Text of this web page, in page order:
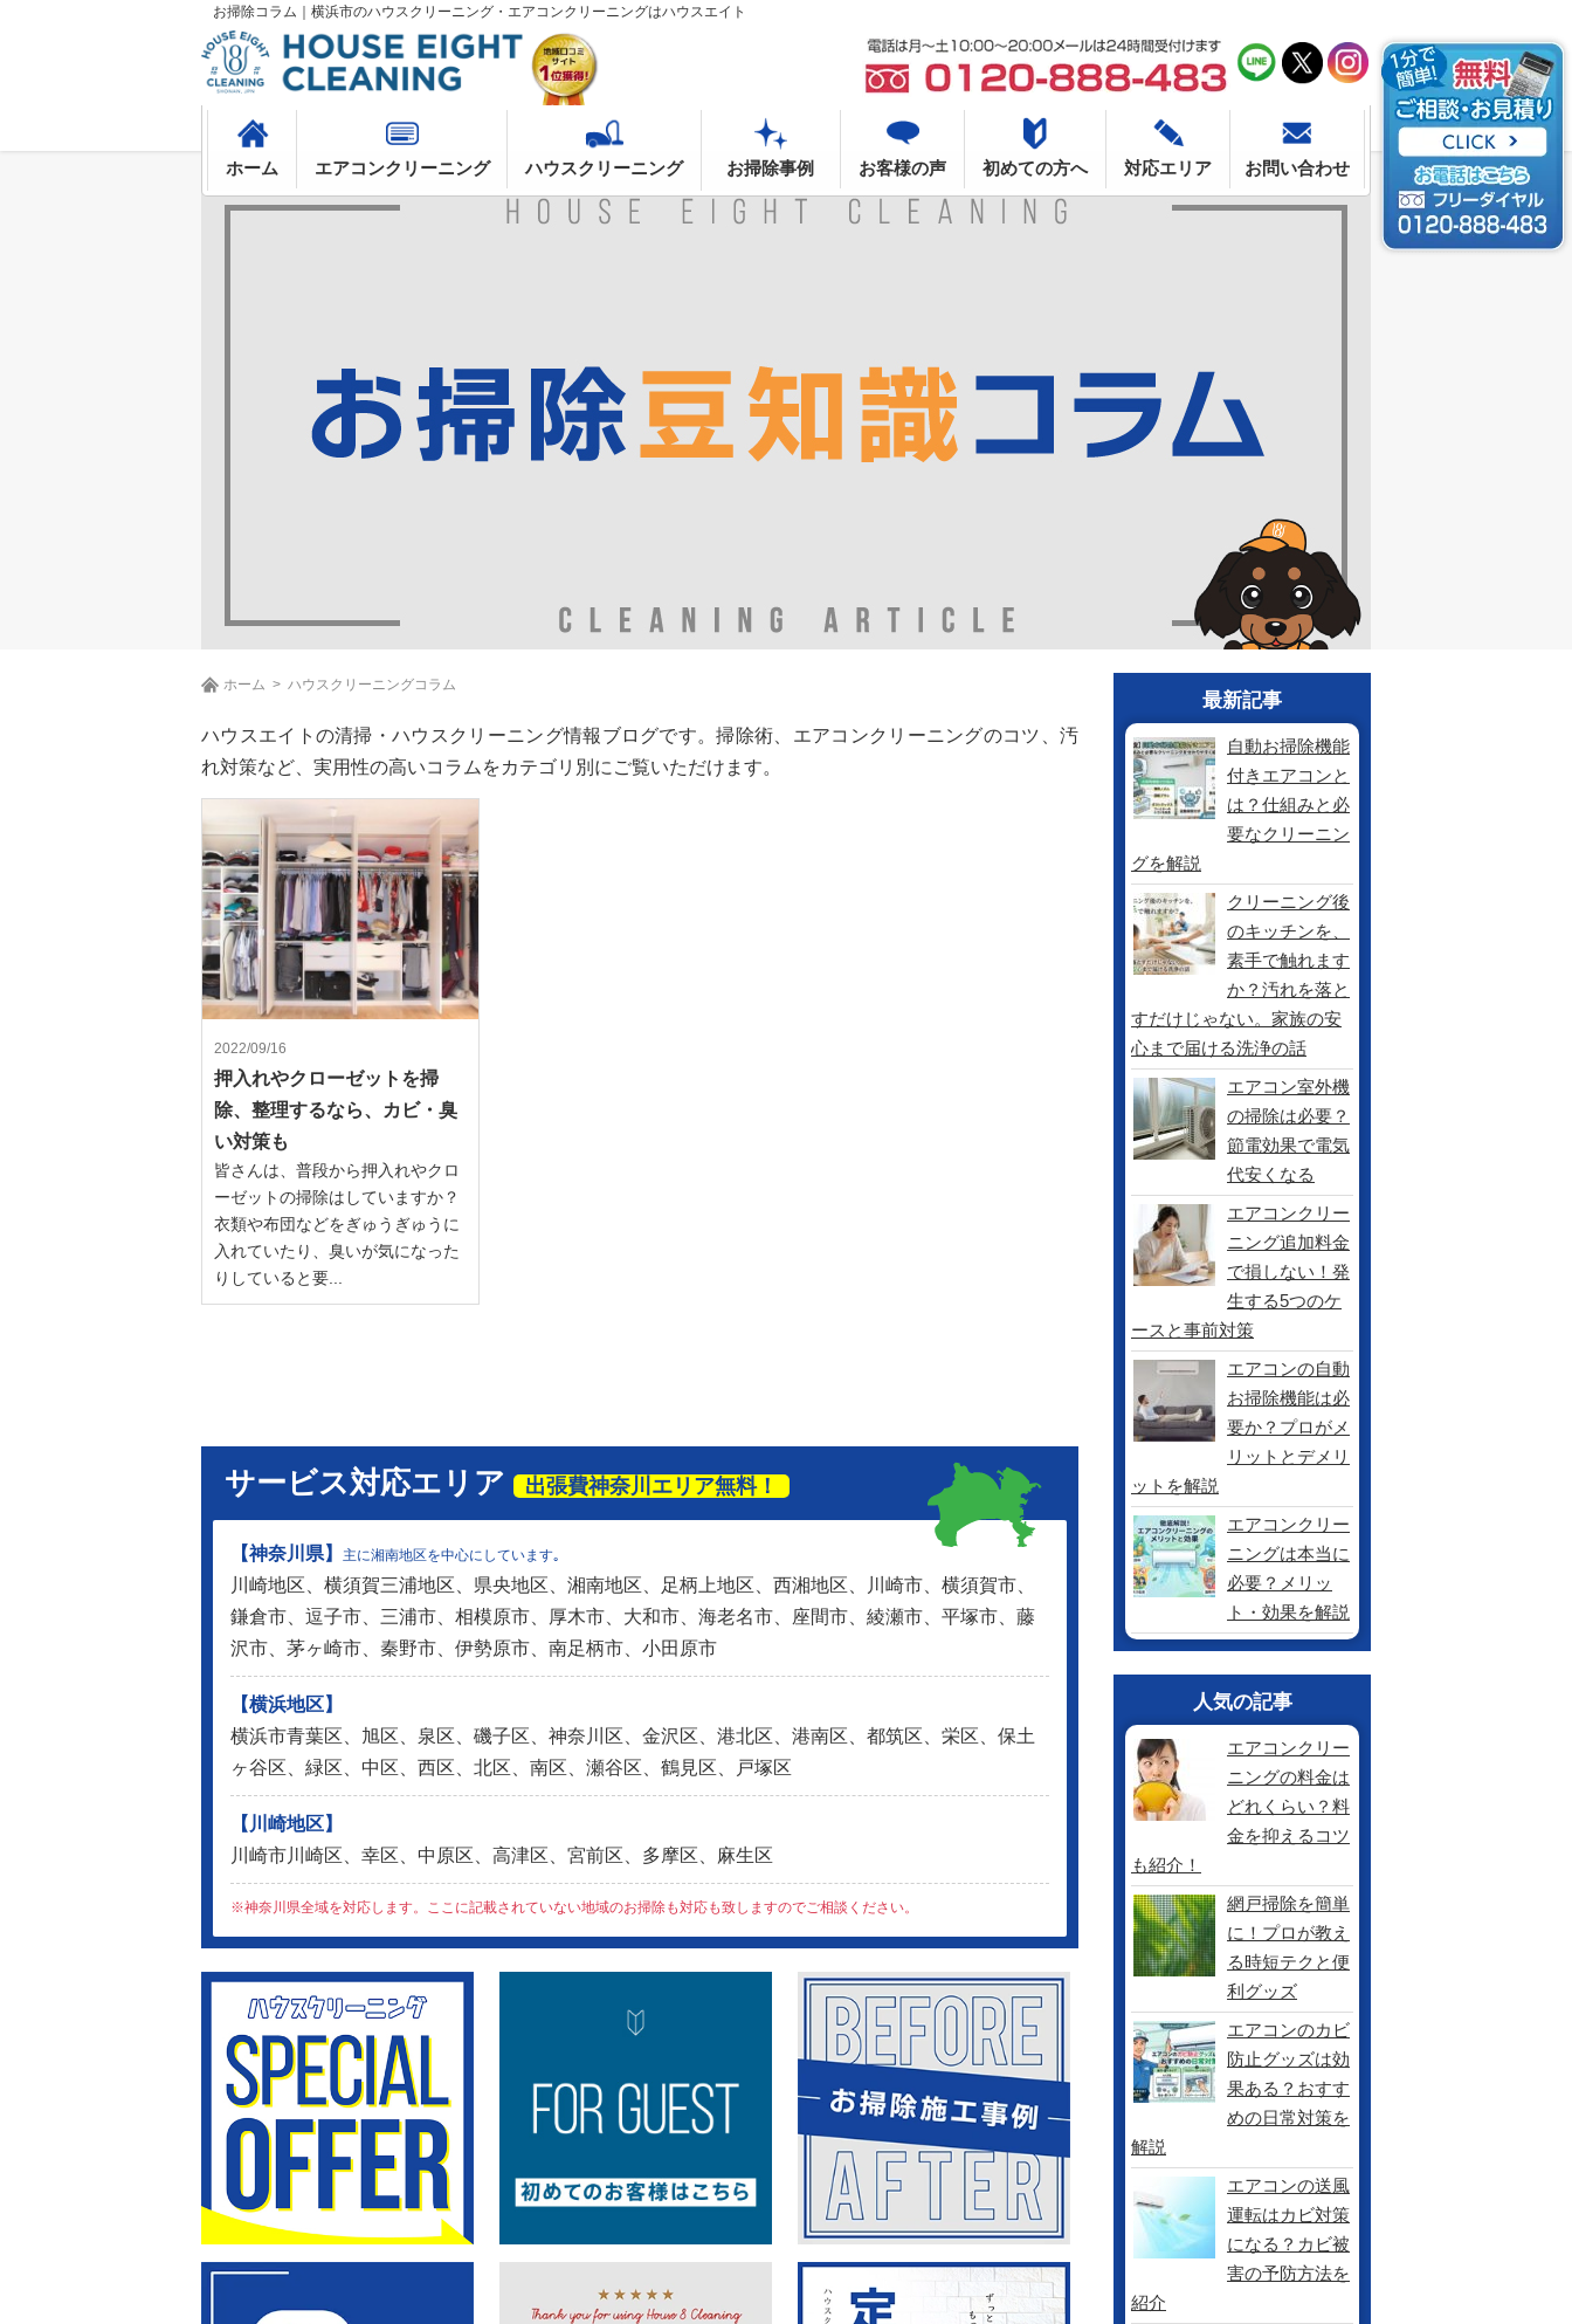
お掃除コラム｜横浜市のハウスクリーニング・エアコンクリーニングはハウスエイト
ホーム エアコンクリーニング ハウスクリーニング お掃除事例 お客様の声 初めての方へ 対応エリア お問い合わせ
ホーム ハウスクリーニングコラム
ハウスエイトの清掃・ハウスクリーニング情報ブログです。掃除術、エアコンクリーニングのコツ、汚
れ対策など、実用性の高いコラムをカテゴリ別にご覧いただけます。
2022/09/16
押入れやクローゼットを掃
除、整理するなら、カビ・臭
い対策も
皆さんは、普段から押入れやクロ
ーゼットの掃除はしていますか？
衣類や布団などをぎゅうぎゅうに
入れていたり、臭いが気になった
りしていると要...
サービス対応エリア 出張費神奈川エリア無料！
【神奈川県】 主に湘南地区を中心にしています｡
川崎地区、横須賀三浦地区、県央地区、湘南地区、足柄上地区、西湘地区、川崎市、横須賀市、
鎌倉市、逗子市、三浦市、相模原市、厚木市、大和市、海老名市、座間市、綾瀬市、平塚市、藤
沢市、茅ヶ崎市、秦野市、伊勢原市、南足柄市、小田原市
【横浜地区】
横浜市青葉区、旭区、泉区、磯子区、神奈川区、金沢区、港北区、港南区、都筑区、栄区、保土
ヶ谷区、緑区、中区、西区、北区、南区、瀬谷区、鶴見区、戸塚区
【川崎地区】
川崎市川崎区、幸区、中原区、高津区、宮前区、多摩区、麻生区
※神奈川県全域を対応します。ここに記載されていない地域のお掃除も対応も致しますのでご相談ください。
最新記事
自動お掃除機能
付きエアコンと
は？仕組みと必
要なクリーニン
グを解説
クリーニング後
のキッチンを、
素手で触れます
か？汚れを落と
すだけじゃない。家族の安
心まで届ける洗浄の話
エアコン室外機
の掃除は必要？
節電効果で電気
代安くなる
エアコンクリー
ニング追加料金
で損しない！発
生する5つのケ
ースと事前対策
エアコンの自動
お掃除機能は必
要か？プロがメ
リットとデメリ
ットを解説
エアコンクリー
ニングは本当に
必要？メリッ
ト・効果を解説
人気の記事
エアコンクリー
ニングの料金は
どれくらい？料
金を抑えるコツ
も紹介！
網戸掃除を簡単
に！プロが教え
る時短テクと便
利グッズ
エアコンのカビ
防止グッズは効
果ある？おすす
めの日常対策を
解説
エアコンの送風
運転はカビ対策
になる？カビ被
害の予防方法を
紹介